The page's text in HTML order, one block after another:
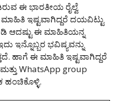
ಈ ಭಾರತೀಯ ರೈಲ್ವೆ
ಇಷ್ಟವಾಗಿದ್ದರೆ ದಯವಿಟ್ಟು
ಆದಷ್ಟು ಈ ಮಾಹಿತಿಯನ್ನ
ಇನ್ನೊಬ್ಬರ ಭವಿಷ್ಯವನ್ನು
ಹಾಗೆ ಈ ಮಾಹಿತಿ ಇಷ್ಟವಾಗಿದ್ದರೆ
WhatsApp group